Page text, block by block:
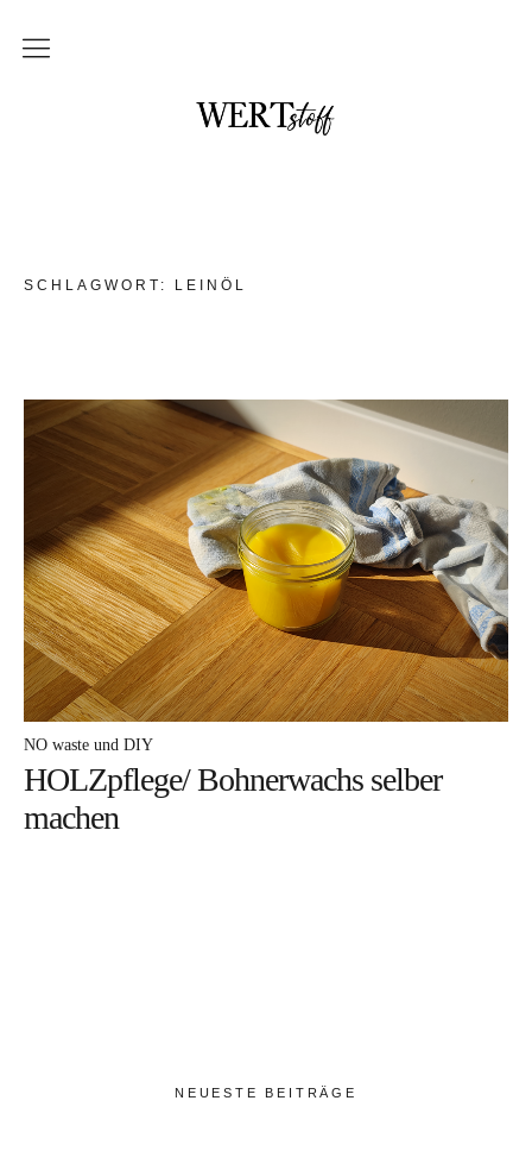
THEMEN
Upcycling
DAS braucht kein Mensch
WERTstoff.shop
DA frag ich nach
MEHR davon
ICH mach mit
WARUM darum
DAS bin ich
SCHLAGWORT: LEINÖL
NO waste und DIY
HOLZpflege/ Bohnerwachs selber
machen
NEUESTE BEITRÄGE